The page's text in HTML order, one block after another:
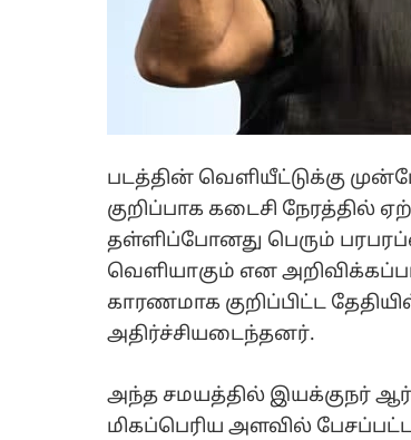
படத்தின் வெளியீட்டுக்கு
குறிப்பாக கடைசி நேரத்தில்
தள்ளிப்போனது பெரும்
வெளியாகும் என
காரணமாக குறிப்பிட்ட
அதிர்ச்சியடைந்தனர்.
அந்த சமயத்தில் இயக்குநர்
மிகப்பெரிய அளவில்